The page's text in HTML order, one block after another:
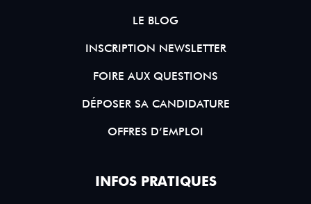
LE BLOG
INSCRIPTION NEWSLETTER
FOIRE AUX QUESTIONS
DÉPOSER SA CANDIDATURE
OFFRES D’EMPLOI
INFOS PRATIQUES